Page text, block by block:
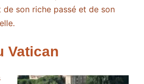
de son riche passé et de son
Vatican